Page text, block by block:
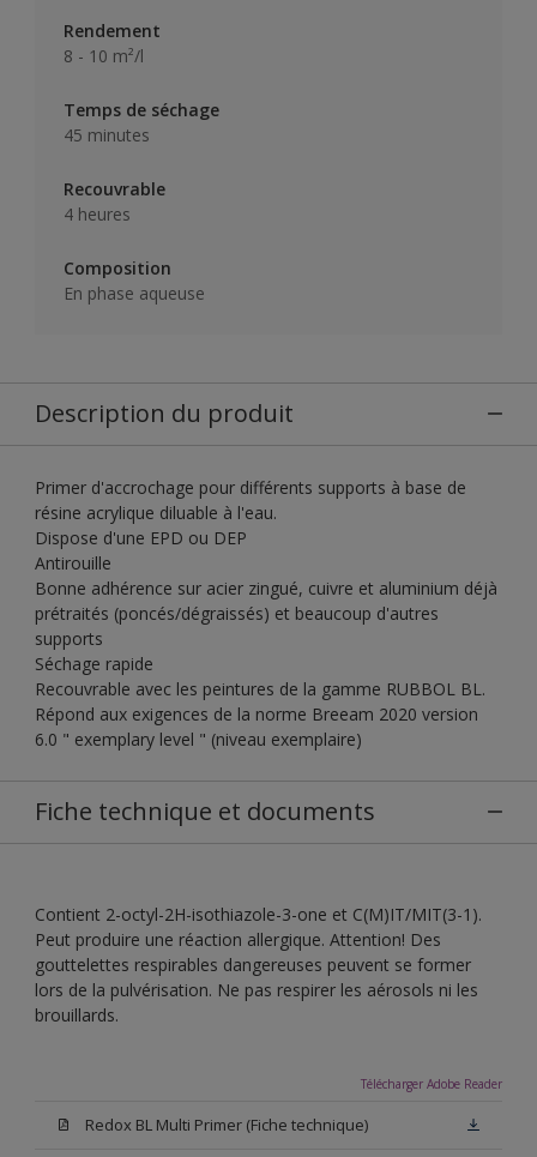
Rendement
8 - 10 m²/l
Temps de séchage
45 minutes
Recouvrable
4 heures
Composition
En phase aqueuse
Description du produit
Primer d'accrochage pour différents supports à base de
résine acrylique diluable à l'eau.
Dispose d'une EPD ou DEP
Antirouille
Bonne adhérence sur acier zingué, cuivre et aluminium déjà
prétraités (poncés/dégraissés) et beaucoup d'autres
supports
Séchage rapide
Recouvrable avec les peintures de la gamme RUBBOL BL.
Répond aux exigences de la norme Breeam 2020 version
6.0 " exemplary level " (niveau exemplaire)
Fiche technique et documents
Contient 2-octyl-2H-isothiazole-3-one et C(M)IT/MIT(3-1).
Peut produire une réaction allergique. Attention! Des
gouttelettes respirables dangereuses peuvent se former
lors de la pulvérisation. Ne pas respirer les aérosols ni les
brouillards.
Télécharger Adobe Reader
Redox BL Multi Primer (Fiche technique)